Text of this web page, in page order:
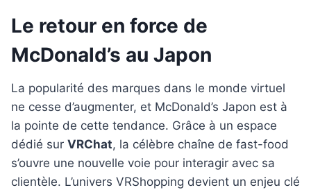
Le retour en force de
McDonald’s au Japon
La popularité des marques dans le monde virtuel
ne cesse d’augmenter, et McDonald’s Japon est à
la pointe de cette tendance. Grâce à un espace
dédié sur VRChat, la célèbre chaîne de fast-food
s’ouvre une nouvelle voie pour interagir avec sa
clientèle. L’univers VRShopping devient un enjeu clé